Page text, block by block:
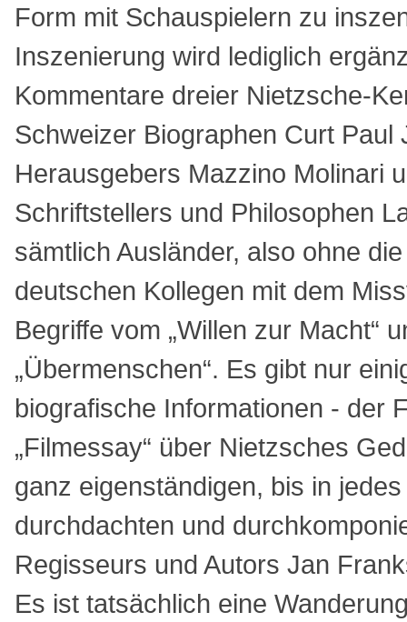
Form mit Schauspielern zu
Inszenierung wird lediglich
Kommentare dreier Nietzsche-
Schweizer Biographen Curt Paul
Herausgebers Mazzino Molinari
Schriftstellers und Philosophen
sämtlich Ausländer, also ohne
deutschen Kollegen mit dem
Begriffe vom „Willen zur Macht“
„Übermenschen“. Es gibt nur
biografische Informationen - der
„Filmessay“ über Nietzsches
ganz eigenständigen, bis in
durchdachten und
Regisseurs und Autors Jan
Es ist tatsächlich eine